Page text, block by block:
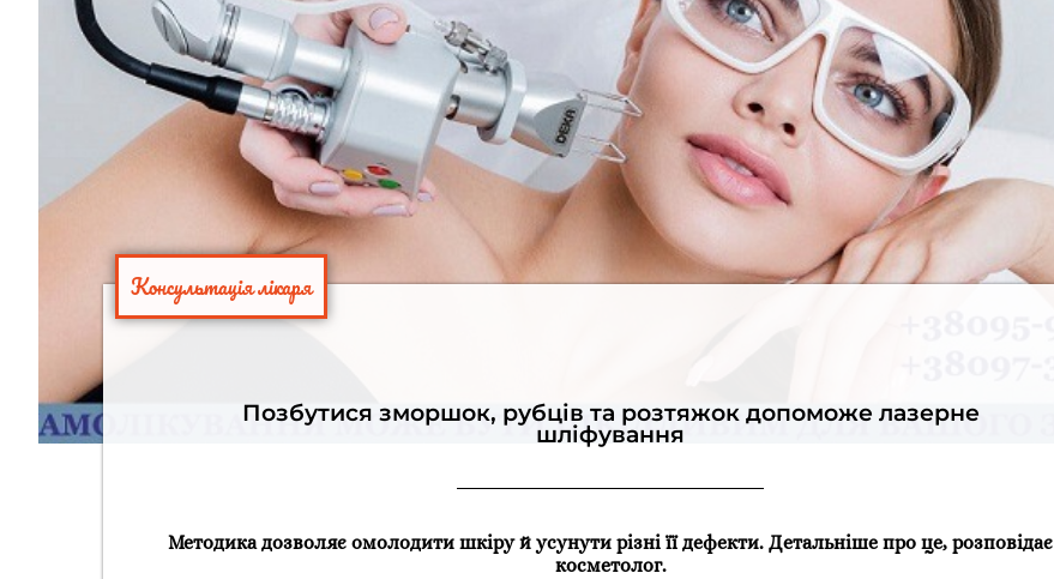
Консультація лікаря
Позбутися зморшок, рубців та розтяжок допоможе лазерне
шліфування
Методика дозволяє омолодити шкіру й усунути різні її дефекти. Детальніше про це, розповідає
косметолог.